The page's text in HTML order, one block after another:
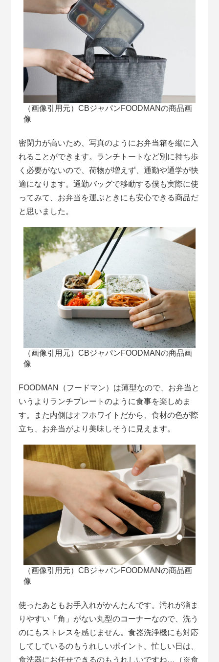
（画像引用元）CBジャパンFOODMANの商品画
像
密閉力が高いため、写真のようにお弁当箱を縦に入
れることができます。ランチトートなど別に持ち歩
く必要がないので、荷物が増えず、通勤や通学が快
適になります。通勤バッグで移動する僕も実際に使
ってみて、お弁当を運ぶときにも安心できる商品だ
と思いました。
（画像引用元）CBジャパンFOODMANの商品画
像
FOODMAN（フードマン）は薄型なので、お弁当と
いうよりランチプレートのように食事を楽しめま
す。また内側はオフホワイトだから、食材の色が際
立ち、お弁当がより美味しそうに見えます。
（画像引用元）CBジャパンFOODMANの商品画
像
使ったあともお手入れがかんたんです。汚れが溜ま
りやすい「角」がない丸型のコーナーなので、洗う
のにもストレスを感じません。食器洗浄機にも対応
してしているのもうれしいポイント。忙しい日は、
食洗器にお任せできるのもうれしいですね…（※食